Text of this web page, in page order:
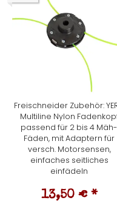
Freischneider Zubehör:
Multiline Nylon
passend für 2 bis 4 Mäh-
Fäden, mit Adaptern für
versch. Motorsensen,
einfaches seitliches
einfädeln
13,50 € *